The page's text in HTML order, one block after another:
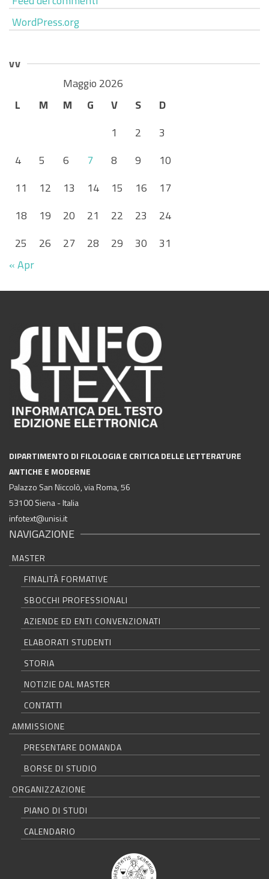
WordPress.org
vv
Maggio 2026
L
M M G V S
D
1
2
3
4
5 6 7 8 9
10
11
12 13 14 15 16
17
18
19 20 21 22 23
24
25
26 27 28 29 30
31
« Apr
DIPARTIMENTO DI FILOLOGIA E CRITICA DELLE LETTERATURE
ANTICHE E MODERNE
Palazzo San Niccolò, via Roma, 56
53100 Siena - Italia
infotext@unisi.it
NAVIGAZIONE
MASTER
FINALITÀ FORMATIVE
SBOCCHI PROFESSIONALI
AZIENDE ED ENTI CONVENZIONATI
ELABORATI STUDENTI
STORIA
NOTIZIE DAL MASTER
CONTATTI
AMMISSIONE
PRESENTARE DOMANDA
BORSE DI STUDIO
ORGANIZZAZIONE
PIANO DI STUDI
CALENDARIO